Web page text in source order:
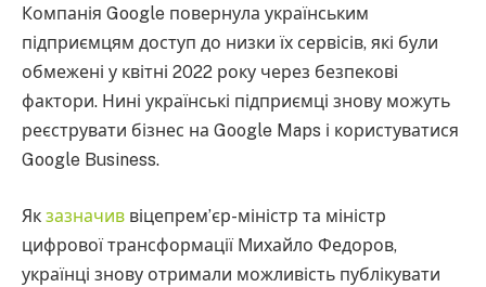
Компанія Google повернула українським
підприємцям доступ до низки їх сервісів, які були
обмежені у квітні 2022 року через безпекові
фактори. Нині українські підприємці знову можуть
реєструвати бізнес на Google Maps і користуватися
Google Business.
Як зазначив віцепрем’єр-міністр та міністр
цифрової трансформації Михайло Федоров,
українці знову отримали можливість публікувати